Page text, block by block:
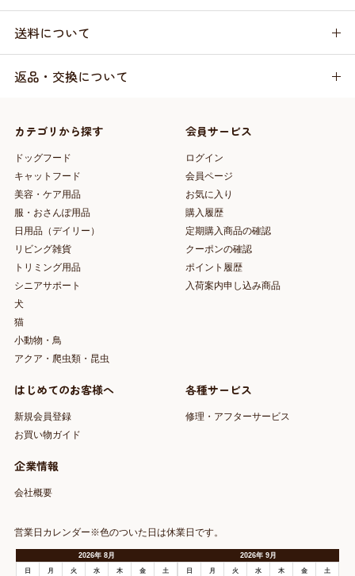
送料について
返品・交換について
カテゴリから探す
ドッグフード
キャットフード
美容・ケア用品
服・おさんぽ用品
日用品（デイリー）
リビング雑貨
トリミング用品
シニアサポート
犬
猫
小動物・鳥
アクア・爬虫類・昆虫
会員サービス
ログイン
会員ページ
お気に入り
購入履歴
定期購入商品の確認
クーポンの確認
ポイント履歴
入荷案内申し込み商品
はじめてのお客様へ
新規会員登録
お買い物ガイド
各種サービス
修理・アフターサービス
企業情報
会社概要
営業日カレンダー※色のついた日は休業日です。
2026年 8月
日 月 火 水 木 金 土
2026年9月
日 月 火 水 木 金 土